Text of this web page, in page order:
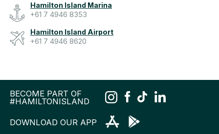
Hamilton Island Marina
+61 7 4946 8353
Hamilton Island Airport
+61 7 4946 8620
BECOME PART OF
#HAMILTONISLAND
DOWNLOAD OUR APP